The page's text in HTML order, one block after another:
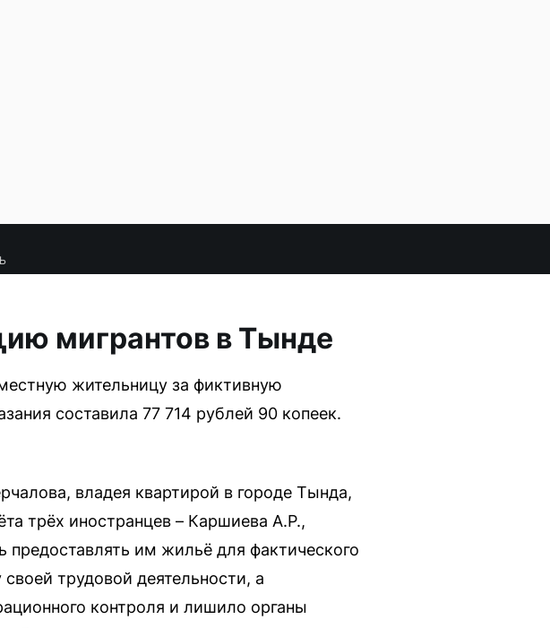
мигрантов в Тынде
жительницу за фиктивную
составила 77 714 рублей 90 копеек.
владея квартирой в городе Тында,
трёх иностранцев – Каршиева А.Р.,
им жильё для фактического
трудовой деятельности, а
контроля и лишило органы